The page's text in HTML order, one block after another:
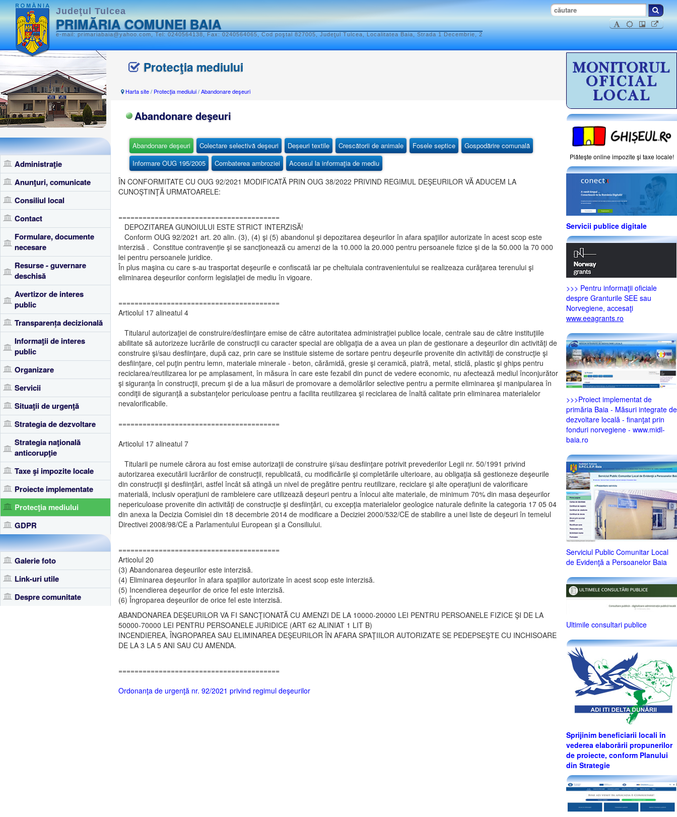
Judeţul Tulcea
PRIMĂRIA COMUNEI BAIA
e-mail: primariabaia@yahoo.com, Tel: 0240564138, Fax: 0240564065, Cod poştal 827005, Judeţul Tulcea, Localitatea Baia, Strada 1 Decembrie, 2
Administraţie
Anunţuri, comunicate
Consiliul local
Contact
Formulare, documente
necesare
Resurse - guvernare
deschisă
Avertizor de interes
public
Transparența decizională
Informaţii de interes
public
Organizare
Servicii
Situaţii de urgenţă
Strategia de dezvoltare
Strategia naţională
anticorupţie
Taxe şi impozite locale
Proiecte implementate
Protecţia mediului
GDPR
Galerie foto
Link-uri utile
Despre comunitate
Protecţia mediului
Harta site/ Protecţia mediului/Abandonare deşeuri
Abandonare deşeuri
Abandonare deşeuri Colectare selectivă deşeuri Deșeuri textile Crescătorii de animale Fosele septice
Gospodărire comunală
Informare OUG 195/2005
Combaterea ambroziei Accesul la informaţia de mediu
ÎN CONFORMITATE CU OUG 92/2021 MODIFICATĂ PRIN OUG 38/2022 PRIVIND REGIMUL DEŞEURILOR VĂ ADUCEM LA
CUNOŞTINŢĂ URMATOARELE:
========================================
DEPOZITAREA GUNOIULUI ESTE STRICT INTERZISĂ!
Conform OUG 92/2021 art. 20 alin. (3), (4) şi (5) abandonul şi depozitarea deşeurilor în afara spaţiilor autorizate în acest scop este
interzisă . Constitue contravenţie şi se sancţionează cu amenzi de la 10.000 la 20.000 pentru persoanele fizice şi de la 50.000 la 70 000
lei pentru persoanele juridice.
În plus maşina cu care s-au trasportat deşeurile e confiscată iar pe cheltuiala contravenientului se realizeaza curăţarea terenului şi
eliminarea deşeurilor conform legislaţiei de mediu în vigoare.
========================================
Articolul 17 alineatul 4
Titularul autorizaţiei de construire/desfiinţare emise de către autoritatea administraţiei publice locale, centrale sau de către instituţiile
abilitate să autorizeze lucrările de construcţii cu caracter special are obligaţia de a avea un plan de gestionare a deşeurilor din activităţi de
construire şi/sau desfiinţare, după caz, prin care se instituie sisteme de sortare pentru deşeurile provenite din activităţi de construcţie şi
desfiinţare, cel puţin pentru lemn, materiale minerale - beton, cărămidă, gresie şi ceramică, piatră, metal, sticlă, plastic şi ghips pentru
reciclarea/reutilizarea lor pe amplasament, în măsura în care este fezabil din punct de vedere economic, nu afectează mediul înconjurător
şi siguranţa în construcţii, precum şi de a lua măsuri de promovare a demolărilor selective pentru a permite eliminarea şi manipularea în
condiţii de siguranţă a substanţelor periculoase pentru a facilita reutilizarea şi reciclarea de înaltă calitate prin eliminarea materialelor
nevalorificabile.
========================================
Articolul 17 alineatul 7
Titularii pe numele cărora au fost emise autorizaţii de construire şi/sau desfiinţare potrivit prevederilor Legii nr. 50/1991 privind
autorizarea executării lucrărilor de construcţii, republicată, cu modificările şi completările ulterioare, au obligaţia să gestioneze deşeurile
din construcţii şi desfiinţări, astfel încât să atingă un nivel de pregătire pentru reutilizare, reciclare şi alte operaţiuni de valorificare
materială, inclusiv operaţiuni de rambleiere care utilizează deşeuri pentru a înlocui alte materiale, de minimum 70% din masa deşeurilor
nepericuloase provenite din activităţi de construcţie şi desfiinţări, cu excepţia materialelor geologice naturale definite la categoria 17 05 04
din anexa la Decizia Comisiei din 18 decembrie 2014 de modificare a Deciziei 2000/532/CE de stabilire a unei liste de deşeuri în temeiul
Directivei 2008/98/CE a Parlamentului European şi a Consiliului.
========================================
Articolul 20
(3) Abandonarea deşeurilor este interzisă.
(4) Eliminarea deşeurilor în afara spaţiilor autorizate în acest scop este interzisă.
(5) Incendierea deşeurilor de orice fel este interzisă.
(6) Îngroparea deşeurilor de orice fel este interzisă.
ABANDONAREA DEŞEURILOR VA FI SANCŢIONATĂ CU AMENZI DE LA 10000-20000 LEI PENTRU PERSOANELE FIZICE ŞI DE LA
50000-70000 LEI PENTRU PERSOANELE JURIDICE (ART 62 ALINIAT 1 LIT B)
INCENDIEREA, ÎNGROPAREA SAU ELIMINAREA DEŞEURILOR ÎN AFARA SPAŢIILOR AUTORIZATE SE PEDEPSEŞTE CU INCHISOARE
DE LA 3 LA 5 ANI SAU CU AMENDA.
========================================
Ordonanţa de urgenţă nr. 92/2021 privind regimul deşeurilor
Plăteşte online impozite şi taxe locale!
Servicii publice digitale
>>> Pentru informaţii oficiale
despre Granturile SEE sau
Norvegiene, accesaţi
www.eeagrants.ro
>>>Proiect implementat de
primăria Baia - Măsuri integrate de
dezvoltare locală - finanţat prin
fonduri norvegiene - www.midl-
baia.ro
Serviciul Public Comunitar Local
de Evidenţă a Persoanelor Baia
Ultimile consultari publice
Sprijinim beneficiarii locali în
vederea elaborării propunerilor
de proiecte, conform Planului
din Strategie